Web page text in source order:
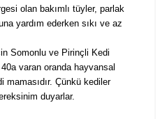
olan bakımlı tüyler, parlak
yardım ederken sıkı ve az
Somonlu ve Pirinçli Kedi
varan oranda hayvansal
mamasıdır. Çünkü kediler
duyarlar.